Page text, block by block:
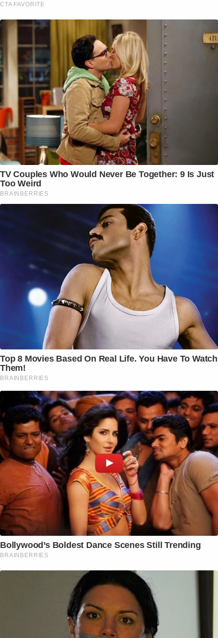
CTA FAVORITE
TV Couples Who Would Never Be Together: 9 Is Just
Too Weird
BRAINBERRIES
Top 8 Movies Based On Real Life. You Have To Watch
Them!
BRAINBERRIES
Bollywood’s Boldest Dance Scenes Still Trending
BRAINBERRIES